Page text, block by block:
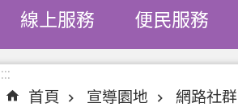
線上服務 便民服務
:::
首頁
宣導園地 網路社群